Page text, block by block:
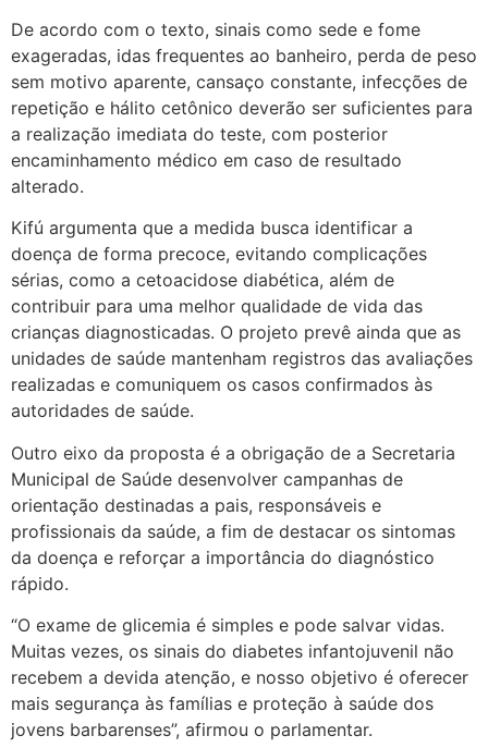
De acordo com o texto, sinais como sede e fome
exageradas, idas frequentes ao banheiro, perda de peso
sem motivo aparente, cansaço constante, infecções de
repetição e hálito cetônico deverão ser suficientes para
a realização imediata do teste, com posterior
encaminhamento médico em caso de resultado
alterado.
Kifú argumenta que a medida busca identificar a
doença de forma precoce, evitando complicações
sérias, como a cetoacidose diabética, além de
contribuir para uma melhor qualidade de vida das
crianças diagnosticadas. O projeto prevê ainda que as
unidades de saúde mantenham registros das avaliações
realizadas e comuniquem os casos confirmados às
autoridades de saúde.
Outro eixo da proposta é a obrigação de a Secretaria
Municipal de Saúde desenvolver campanhas de
orientação destinadas a pais, responsáveis e
profissionais da saúde, a fim de destacar os sintomas
da doença e reforçar a importância do diagnóstico
rápido.
“O exame de glicemia é simples e pode salvar vidas.
Muitas vezes, os sinais do diabetes infantojuvenil não
recebem a devida atenção, e nosso objetivo é oferecer
mais segurança às famílias e proteção à saúde dos
jovens barbarenses”, afirmou o parlamentar.